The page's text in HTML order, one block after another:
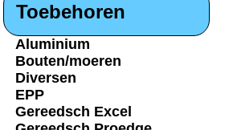
Toebehoren
Aluminium
Bouten/moeren
Diversen
EPP
Gereedsch Excel